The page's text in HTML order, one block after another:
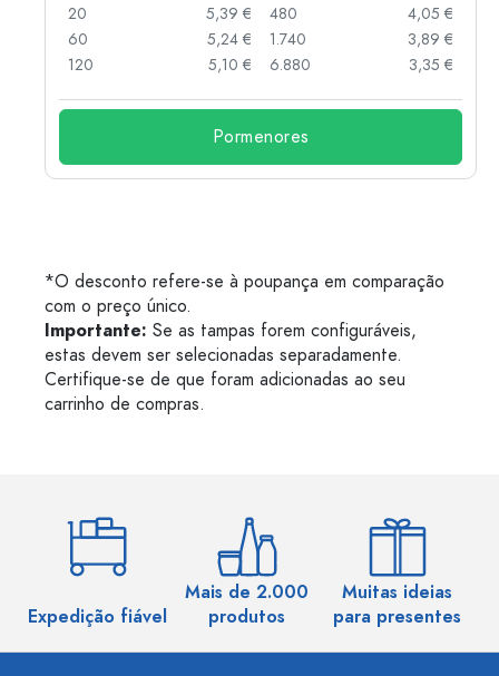
20
5,39 €
60
5,24 €
120
5,10 €
480
4,05 €
1.740
3,89 €
6.880
3,35 €
Pormenores
*O desconto refere-se à poupança em comparação
com o preço único.
Importante: Se as tampas forem configuráveis,
estas devem ser selecionadas separadamente.
Certifique-se de que foram adicionadas ao seu
carrinho de compras.
Expedição fiável
Mais de 2.000
produtos
Muitas ideias
para presentes